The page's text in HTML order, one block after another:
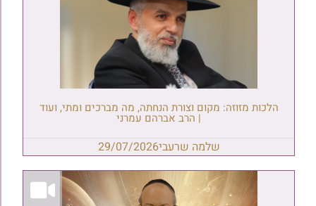
הלכות מזוזה: מקום וצורת הנחתה, מה מברכים ומתי, ועוד
| הרב אברהם עמרני
שלמה שרעבי29/07/2026